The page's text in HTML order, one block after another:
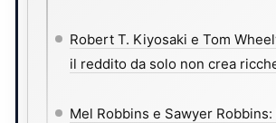
Robert T. Kiyosaki e Tom
il reddito da solo non crea
Mel Robbins e Sawyer